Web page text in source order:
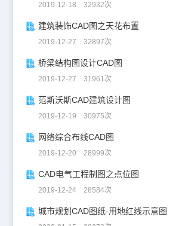
2019-12-18 32932次
建筑装饰CAD图之天花布置
2019-12-27 32897次
桥梁结构图设计CAD图
2019-12-27 31961次
范斯沃斯CAD建筑设计图
2019-12-19 30975次
网络综合布线CAD图
2019-12-20 28999次
CAD电气工程制图之点位图
2019-12-24 28584次
城市规划CAD图纸-用地红线示意图